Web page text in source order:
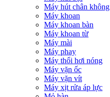
Máy hút chân không
Máy khoan
Máy khoan bàn
Máy khoan từ
Máy mài
Máy phay
Máy thổi hơi nóng
Máy vặn ốc
Máy vặn vít
Máy xịt rửa áp lực